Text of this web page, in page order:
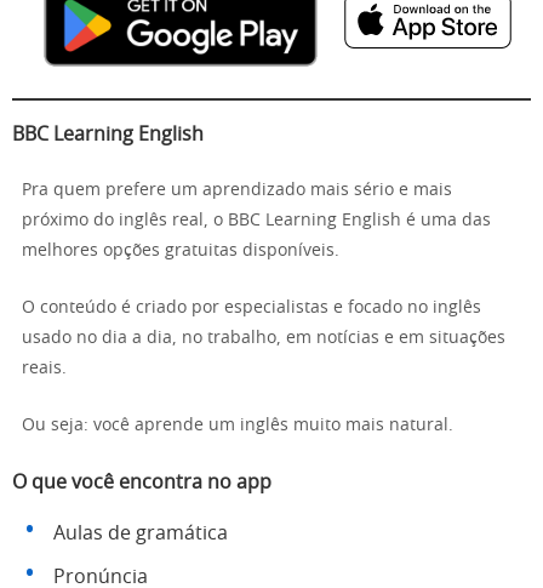
BBC Learning English
Pra quem prefere um aprendizado mais sério e mais
próximo do inglês real, o BBC Learning English é uma das
melhores opções gratuitas disponíveis.
O conteúdo é criado por especialistas e focado no inglês
usado no dia a dia, no trabalho, em notícias e em situações
reais.
Ou seja: você aprende um inglês muito mais natural.
O que você encontra no app
Aulas de gramática
Pronúncia